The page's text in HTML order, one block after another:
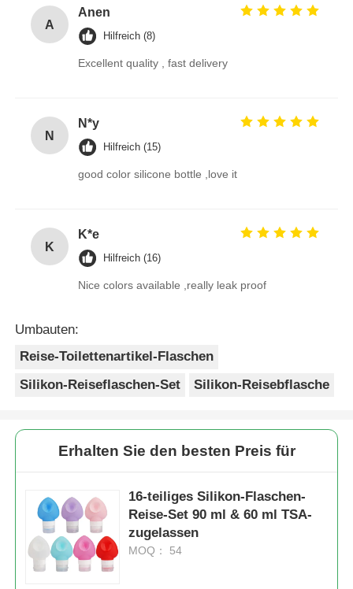
A
Anen
Hilfreich (8)
Excellent quality , fast delivery
N
N*y
Hilfreich (15)
good color silicone bottle ,love it
K
K*e
Hilfreich (16)
Nice colors available ,really leak proof
Umbauten:
Reise-Toilettenartikel-Flaschen
Silikon-Reiseflaschen-Set
Silikon-Reisebflasche
Erhalten Sie den besten Preis für
16-teiliges Silikon-Flaschen-
Reise-Set 90 ml & 60 ml TSA-
zugelassen
MOQ： 54